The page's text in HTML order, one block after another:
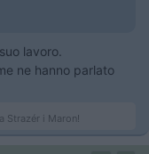
lavoro.
ne hanno parlato
Strazér i Maron!